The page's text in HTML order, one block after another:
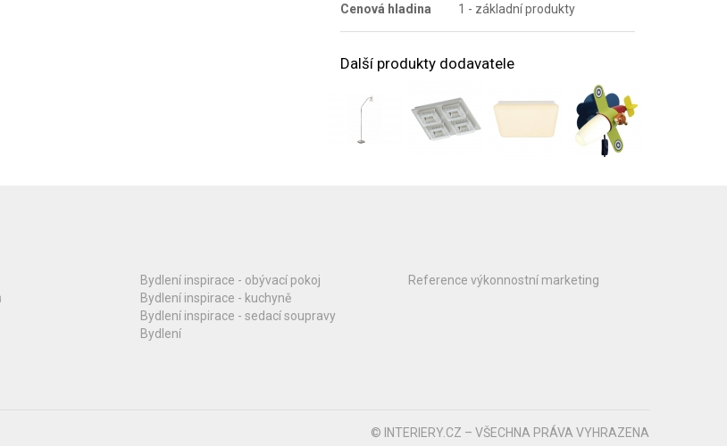
Cenová hladina
1 - základní produkty
Další produkty dodavatele
Bydlení inspirace - obývací pokoj
Bydlení inspirace - kuchyně
Bydlení inspirace - sedací soupravy
Bydlení
Reference výkonnostní marketing
© INTERIERY.CZ – VŠECHNA PRÁVA VYHRAZENA